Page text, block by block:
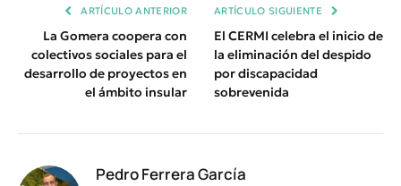
ARTÍCULO ANTERIOR
La Gomera coopera con
colectivos sociales para el
desarrollo de proyectos en
el ámbito insular
ARTÍCULO SIGUIENTE
El CERMI celebra el inicio de
la eliminación del despido
por discapacidad
sobrevenida
Pedro Ferrera García